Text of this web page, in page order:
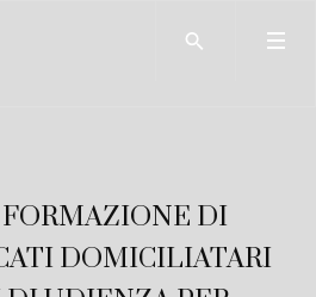
FORMAZIONE DI
DOMICILIATARI